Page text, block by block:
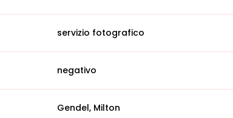
servizio fotografico
negativo
Gendel, Milton